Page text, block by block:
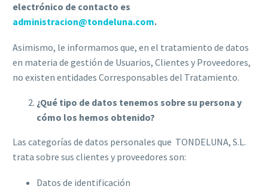
electrónico de contacto es
administracion@tondeluna.com.
Asimismo, le informamos que, en el tratamiento de datos
en materia de gestión de Usuarios, Clientes y Proveedores,
no existen entidades Corresponsables del Tratamiento.
¿Qué tipo de datos tenemos sobre su persona y
cómo los hemos obtenido?
Las categorías de datos personales que TONDELUNA, S.L.
trata sobre sus clientes y proveedores son:
Datos de identificación